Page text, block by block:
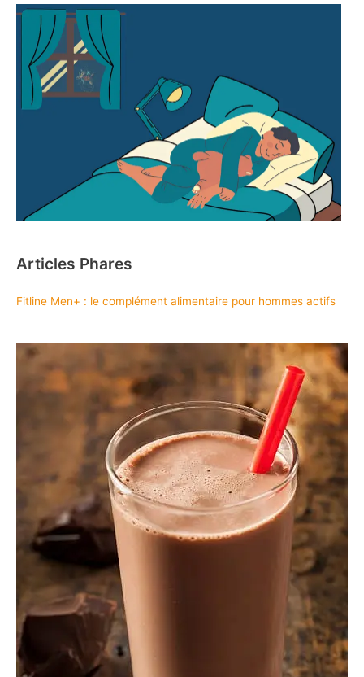
Articles Phares
Fitline Men+ : le complément alimentaire pour hommes actifs